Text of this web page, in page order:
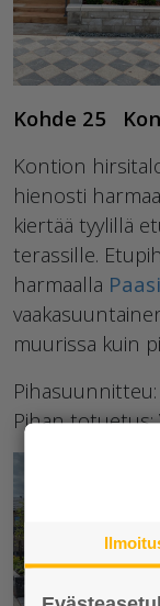
Kohde 25
Kontion
hienosti
kiertää tyylillä
terassille.
harmaalla
muurissa kuin
Pihasuunnitteu:
Pihan